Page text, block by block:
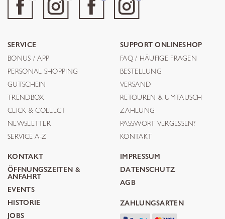
SERVICE
BONUS / APP
PERSONAL SHOPPING
GUTSCHEIN
TRENDBOX
CLICK & COLLECT
NEWSLETTER
SERVICE A-Z
SUPPORT ONLINESHOP
FAQ / HÄUFIGE FRAGEN
BESTELLUNG
VERSAND
RETOUREN & UMTAUSCH
ZAHLUNG
PASSWORT VERGESSEN?
KONTAKT
KONTAKT
ÖFFNUNGSZEITEN &
ANFAHRT
EVENTS
HISTORIE
JOBS
IMPRESSUM
DATENSCHUTZ
AGB
ZAHLUNGSARTEN